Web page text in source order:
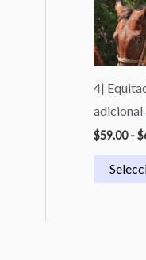
4|
adicional
$59.00 -$